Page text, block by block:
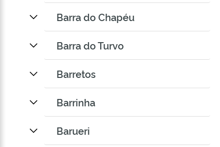
Barra do Chapéu
Barra do Turvo
Barretos
Barrinha
Barueri